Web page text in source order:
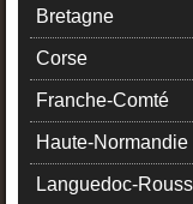
Bretagne
Corse
Franche-Comté
Haute-Normandie
Languedoc-